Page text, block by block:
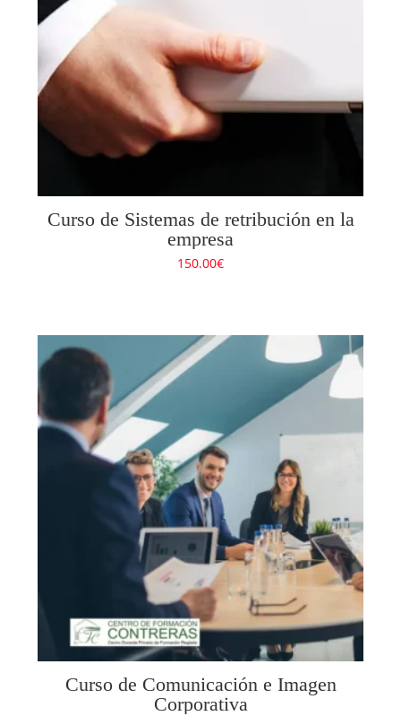
Curso de Sistemas de retribución en la
empresa
150.00€
Curso de Comunicación e Imagen
Corporativa